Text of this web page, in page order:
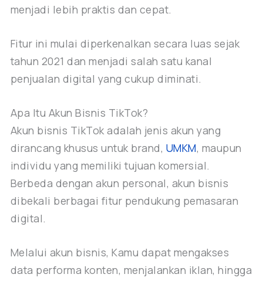
menjadi lebih praktis dan cepat.
Fitur ini mulai diperkenalkan secara luas sejak
tahun 2021 dan menjadi salah satu kanal
penjualan digital yang cukup diminati.
Apa Itu Akun Bisnis TikTok?
Akun bisnis TikTok adalah jenis akun yang
dirancang khusus untuk brand, UMKM, maupun
individu yang memiliki tujuan komersial.
Berbeda dengan akun personal, akun bisnis
dibekali berbagai fitur pendukung pemasaran
digital.
Melalui akun bisnis, Kamu dapat mengakses
data performa konten, menjalankan iklan, hingga